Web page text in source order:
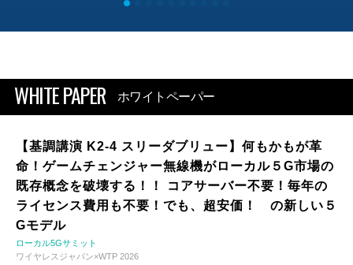
WHITE PAPER ホワイトペーパー
【基調講演 K2-4 スリーダブリュー】何もかもが革
命！ゲームチェンジャー無線機がローカル５G市場の
既存概念を破壊する！！ コアサーバー不要！毎年の
ライセンス費用も不要！でも、超安価！ の新しい５
Gモデル
ローカル5Gサミット
ワイヤレスジャパン×WTP 2026